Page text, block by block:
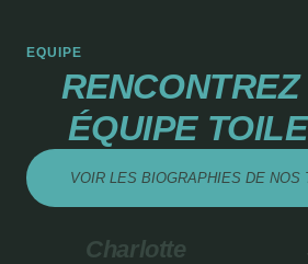
EQUIPE
ÉQUIPE
VOIR LES BIOGRAPHIES DE NOS
Charlotte